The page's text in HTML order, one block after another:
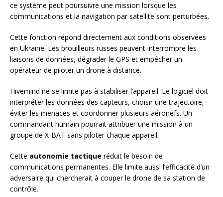
ce système peut poursuivre une mission lorsque les
communications et la navigation par satellite sont perturbées.
Cette fonction répond directement aux conditions observées
en Ukraine. Les brouilleurs russes peuvent interrompre les
liaisons de données, dégrader le GPS et empêcher un
opérateur de piloter un drone à distance.
Hivemind ne se limite pas à stabiliser l’appareil. Le logiciel doit
interpréter les données des capteurs, choisir une trajectoire,
éviter les menaces et coordonner plusieurs aéronefs. Un
commandant humain pourrait attribuer une mission à un
groupe de X-BAT sans piloter chaque appareil.
Cette autonomie tactique réduit le besoin de
communications permanentes. Elle limite aussi l’efficacité d’un
adversaire qui chercherait à couper le drone de sa station de
contrôle.